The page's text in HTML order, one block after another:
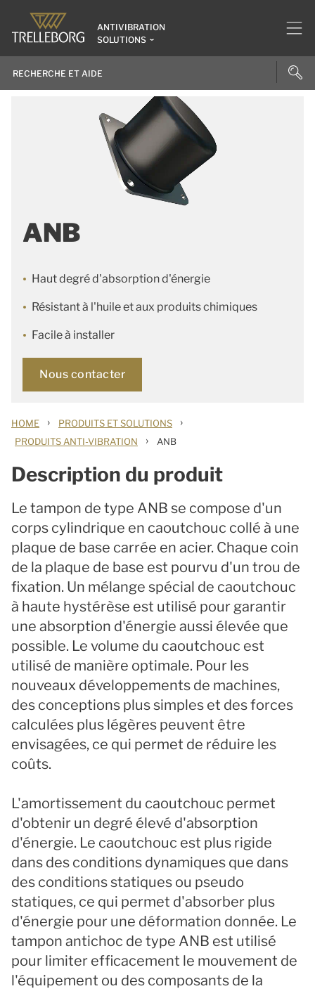
ANTIVIBRATION
SOLUTIONS
ANB
Haut degré d'absorption d'énergie
Résistant à l'huile et aux produits chimiques
Facile à installer
Nous contacter
HOME › PRODUITS ET SOLUTIONS ›
PRODUITS ANTI-VIBRATION › ANB
Description du produit
Le tampon de type ANB se compose d'un
corps cylindrique en caoutchouc collé à une
plaque de base carrée en acier. Chaque coin
de la plaque de base est pourvu d'un trou de
fixation. Un mélange spécial de caoutchouc
à haute hystérèse est utilisé pour garantir
une absorption d'énergie aussi élevée que
possible. Le volume du caoutchouc est
utilisé de manière optimale. Pour les
nouveaux développements de machines,
des conceptions plus simples et des forces
calculées plus légères peuvent être
envisagées, ce qui permet de réduire les
coûts.
L'amortissement du caoutchouc permet
d'obtenir un degré élevé d'absorption
d'énergie. Le caoutchouc est plus rigide
dans des conditions dynamiques que dans
des conditions statiques ou pseudo
statiques, ce qui permet d'absorber plus
d'énergie pour une déformation donnée. Le
tampon antichoc de type ANB est utilisé
pour limiter efficacement le mouvement de
l'équipement ou des composants de la